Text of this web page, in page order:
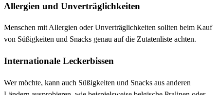
Allergien und Unverträglichkeiten
Menschen mit Allergien oder Unverträglichkeiten sollten beim Kauf
von Süßigkeiten und Snacks genau auf die Zutatenliste achten.
Internationale Leckerbissen
Wer möchte, kann auch Süßigkeiten und Snacks aus anderen